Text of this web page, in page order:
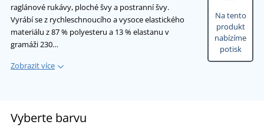
raglánové rukávy, ploché švy a postranní švy.
Vyrábí se z rychleschnoucího a vysoce elastického
materiálu z 87 % polyesteru a 13 % elastanu v
gramáži 230…
Zobrazit více
Na tento
produkt
nabízíme
potisk
Vyberte barvu